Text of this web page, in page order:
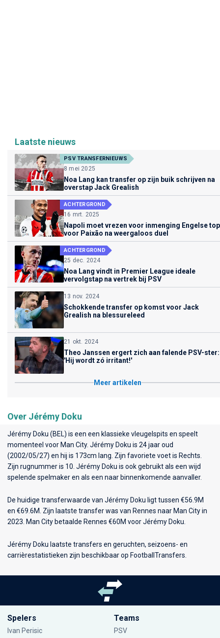
Laatste nieuws
PSV TRANSFERNIEUWS
8 mei 2025
Noa Lang kan transfer op zijn buik schrijven na
overstap Jack Grealish
ACHTERGROND
16 mrt. 2025
Napoli moet vrezen voor inmenging Engelse top
voor Paixão na weergaloos duel
ACHTERGROND
25 dec. 2024
Noa Lang vindt in Premier League ideale
vervolgstap na vertrek bij PSV
13 nov. 2024
Schokkende transfer op komst voor Jack
Grealish na blessureleed
21 okt. 2024
Theo Janssen ergert zich aan falende PSV-ster:
'Hij wordt zó irritant!'
Meer artikelen
Over Jérémy Doku
Jérémy Doku (BEL) is een een klassieke vleugelspits en speelt
momenteel voor Man City. Jérémy Doku is 24 jaar oud
(2002/05/27) en hij is 173cm lang. Zijn favoriete voet is Rechts.
Zijn rugnummer is 10. Jérémy Doku is ook gebruikt als een wijd
spelende spelmaker en als een naar binnenkomende aanvaller.
De huidige transferwaarde van Jérémy Doku ligt tussen €56.9M
en €69.6M. Zijn laatste transfer was van Rennes naar Man City in
2023. Man City betaalde Rennes €60M voor Jérémy Doku.
Jérémy Doku laatste transfers en geruchten, seizoens- en
carrièrestatistieken zijn beschikbaar op FootballTransfers.
Spelers
Ivan Perisic
Teams
PSV